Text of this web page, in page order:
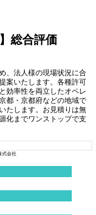
総合評価
、法人様の現場状況に合
案いたします。各種許可
効率性を両立したオペレ
都・京都府などの地域で
たします。お見積りは無
化までワンストップで支
式会社